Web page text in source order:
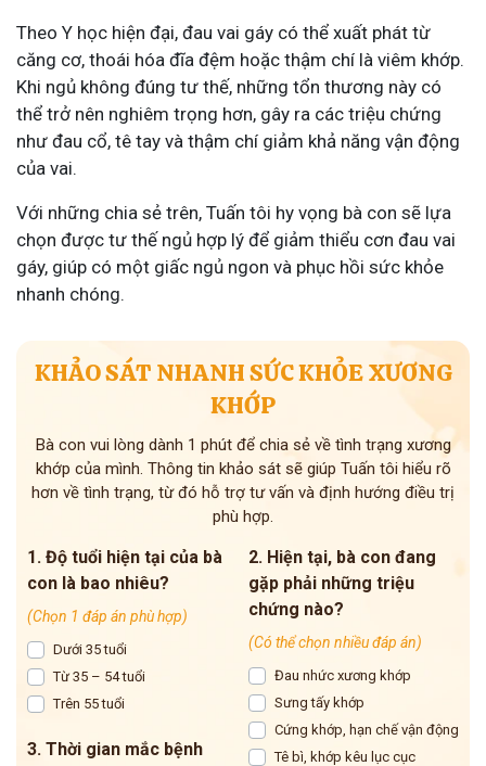
Theo Y học hiện đại, đau vai gáy có thể xuất phát từ
căng cơ, thoái hóa đĩa đệm hoặc thậm chí là viêm khớp.
Khi ngủ không đúng tư thế, những tổn thương này có
thể trở nên nghiêm trọng hơn, gây ra các triệu chứng
như đau cổ, tê tay và thậm chí giảm khả năng vận động
của vai.
Với những chia sẻ trên, Tuấn tôi hy vọng bà con sẽ lựa
chọn được tư thế ngủ hợp lý để giảm thiểu cơn đau vai
gáy, giúp có một giấc ngủ ngon và phục hồi sức khỏe
nhanh chóng.
KHẢO SÁT NHANH SỨC KHỎE XƯƠNG
KHỚP
Bà con vui lòng dành 1 phút để chia sẻ về tình trạng xương
khớp của mình. Thông tin khảo sát sẽ giúp Tuấn tôi hiểu rõ
hơn về tình trạng, từ đó hỗ trợ tư vấn và định hướng điều trị
phù hợp.
1. Độ tuổi hiện tại của bà
con là bao nhiêu?
(Chọn 1 đáp án phù hợp)
Dưới 35 tuổi
Từ 35 – 54 tuổi
Trên 55 tuổi
3. Thời gian mắc bệnh
2. Hiện tại, bà con đang
gặp phải những triệu
chứng nào?
(Có thể chọn nhiều đáp án)
Đau nhức xương khớp
Sưng tấy khớp
Cứng khớp, hạn chế vận động
Tê bì, khớp kêu lục cục